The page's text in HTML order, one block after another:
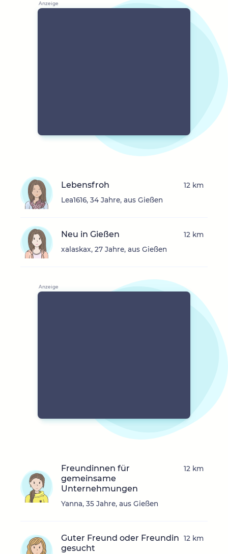
Lebensfroh
Lea1616, 34 Jahre, aus Gießen
12 km
Neu in Gießen
xalaskax, 27 Jahre, aus Gießen
12 km
Freundinnen für
gemeinsame
Unternehmungen
Yanna, 35 Jahre, aus Gießen
12 km
Guter Freund oder Freundin
gesucht
12 km